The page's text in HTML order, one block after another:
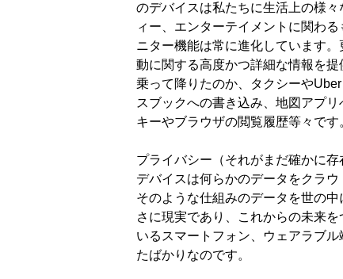
のデバイスは私たちに生活上の様
ィー、エンターテイメントに関わ
ニター機能は常に進化しています
動に関する高度かつ詳細な情報を
乗って降りたのか、タクシーや
スブックへの書き込み、地図アプ
キーやブラウザの閲覧履歴等々です
プライバシー（それがまだ確かに
デバイスは何らかのデータをクラ
そのような仕組みのデータを世の
さに現実であり、これからの未来
いるスマートフォン、ウェアラブ
たばかりなのです。